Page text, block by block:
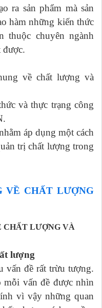
ra sản phẩm mà sản
hàm những kiến thức
thuộc chuyên ngành
được.
về chất lượng và
và thực trạng công
áp dụng một cách
trị chất lượng trong
VỀ CHẤT LƯỢNG
CHẤT LƯỢNG VÀ
lượng
vấn đề rất trừu tượng.
mỗi vấn đề được nhìn
vì vậy những quan